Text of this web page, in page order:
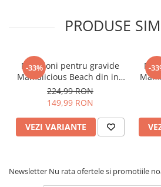
PRODUSE
-33%
Pantaloni pentru gravide
Mamalicious Beach din in -
crem
224,99 RON
149,99 RON
VEZI VARIANTE
-
Newsletter Nu rata ofertele si promotiile